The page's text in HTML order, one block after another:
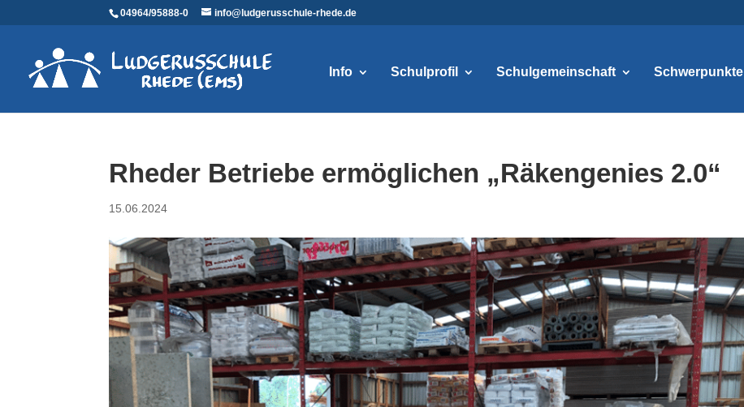
04964/95888-0 info@ludgerusschule-rhede.de
Info Schulprofil Schulgemeinschaft Schwerpunkte
Rheder Betriebe ermöglichen „Räkengenies 2.0“
15.06.2024